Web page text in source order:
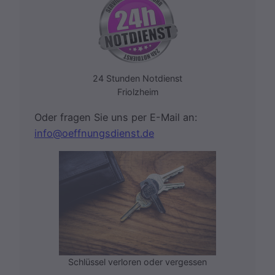
24 Stunden Notdienst
Friolzheim
Oder fragen Sie uns per E-Mail an:
info@oeffnungsdienst.de
Schlüssel verloren oder vergessen